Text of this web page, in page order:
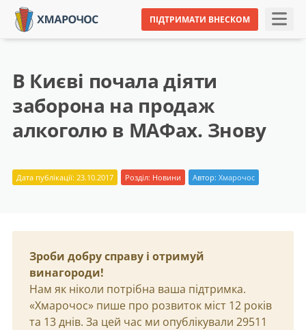
ПІДТРИМАТИ ВНЕСКОМ
В Києві почала діяти
заборона на продаж
алкоголю в МАФах. Знову
Дата публікації: 23.10.2017 Розділ: Новини Автор: Хмарочос
Зроби добру справу і отримуй
винагороди!
Нам як ніколи потрібна ваша підтримка.
«Хмарочос» пише про розвиток міст 12 років
та 13 днів. За цей час ми опублікували 29511